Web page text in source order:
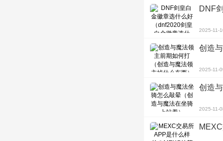
DNF
2025-11-
创造
2025-11-
创造
2025-11-